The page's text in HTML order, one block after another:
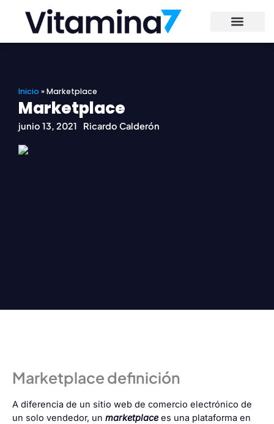
contenido
Inicio »Marketplace
Marketplace
junio 13, 2021 Ricardo Calderón
Marketplace definición
A diferencia de un sitio web de comercio electrónico de
un solo vendedor, un marketplacees una plataforma en